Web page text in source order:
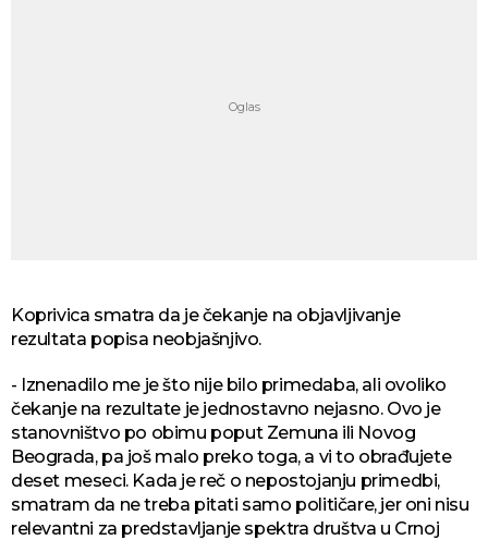
Koprivica smatra da je čekanje na objavljivanje
rezultata popisa neobjašnjivo.
- Iznenadilo me je što nije bilo primedaba, ali ovoliko
čekanje na rezultate je jednostavno nejasno. Ovo je
stanovništvo po obimu poput Zemuna ili Novog
Beograda, pa još malo preko toga, a vi to obrađujete
deset meseci. Kada je reč o nepostojanju primedbi,
smatram da ne treba pitati samo političare, jer oni nisu
relevantni za predstavljanje spektra društva u Crnoj